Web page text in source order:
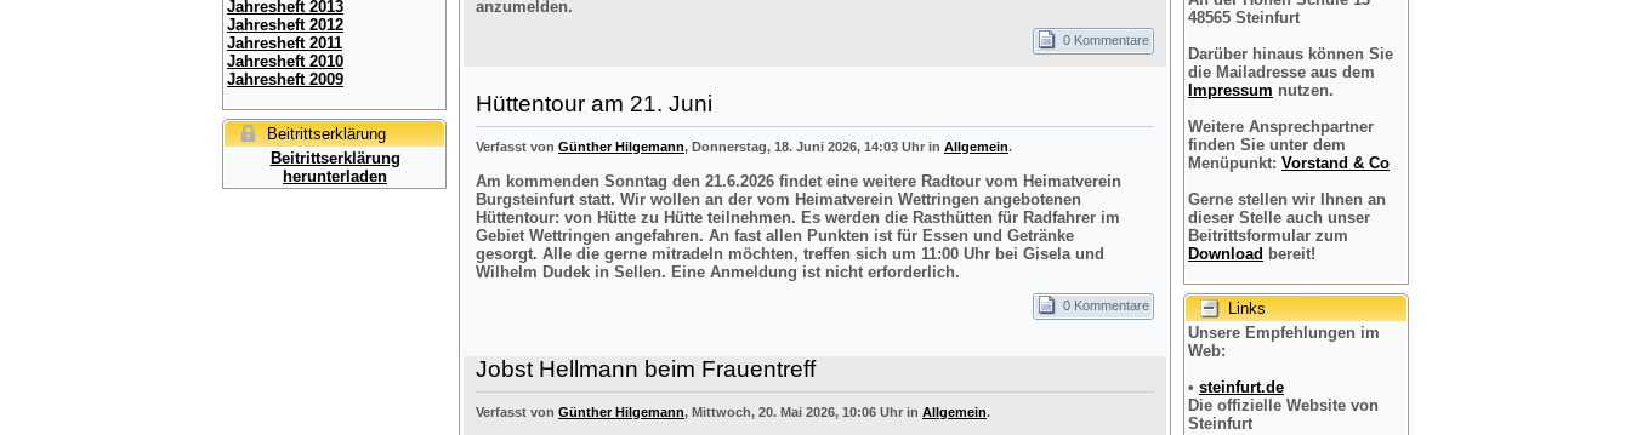
Jahresheft 2013
Jahresheft 2012
Jahresheft 2011
Jahresheft 2010
Jahresheft 2009
Beitrittserklärung
Beitrittserklärung
herunterladen
anzumelden.
0 Kommentare
Hüttentour am 21. Juni
Verfasst von Günther Hilgemann, Donnerstag, 18. Juni 2026, 14:03 Uhr in Allgemein.
Am kommenden Sonntag den 21.6.2026 findet eine weitere Radtour vom Heimatverein
Burgsteinfurt statt. Wir wollen an der vom Heimatverein Wettringen angebotenen
Hüttentour: von Hütte zu Hütte teilnehmen. Es werden die Rasthütten für Radfahrer im
Gebiet Wettringen angefahren. An fast allen Punkten ist für Essen und Getränke
gesorgt. Alle die gerne mitradeln möchten, treffen sich um 11:00 Uhr bei Gisela und
Wilhelm Dudek in Sellen. Eine Anmeldung ist nicht erforderlich.
0 Kommentare
Jobst Hellmann beim Frauentreff
Verfasst von Günther Hilgemann, Mittwoch, 20. Mai 2026, 10:06 Uhr in Allgemein.
48565 Steinfurt
Darüber hinaus können Sie
die Mailadresse aus dem
Impressum nutzen.
Weitere Ansprechpartner
finden Sie unter dem
Menüpunkt: Vorstand & Co
Gerne stellen wir Ihnen an
dieser Stelle auch unser
Beitrittsformular zum
Download bereit!
Links
Unsere Empfehlungen im
Web:
• steinfurt.de
Die offizielle Website von
Steinfurt